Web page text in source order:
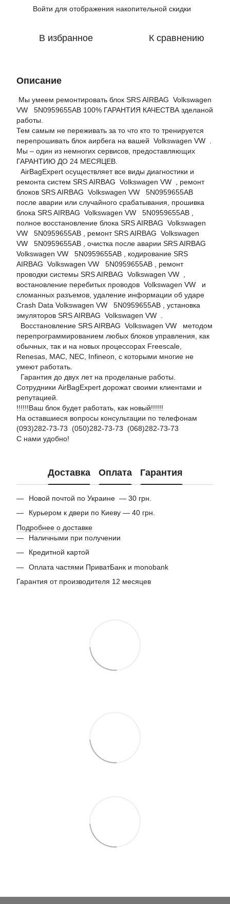
Войти для отображения накопительной скидки
В избранное К сравнению
Описание
Мы умеем ремонтировать блок SRS AIRBAG Volkswagen
VW 5N0959655AB 100% ГАРАНТИЯ КАЧЕСТВА зделаной
работы.
Тем самым не переживать за то что кто то тренируется
перепрошивать блок аирбега на вашей Volkswagen VW .
Мы – один из немногих сервисов, предоставляющих
ГАРАНТИЮ ДО 24 МЕСЯЦЕВ.
AirBagExpert осуществляет все виды диагностики и
ремонта систем SRS AIRBAG Volkswagen VW , ремонт
блоков SRS AIRBAG Volkswagen VW 5N0959655AB
после аварии или случайного срабатывания, прошивка
блока SRS AIRBAG Volkswagen VW 5N0959655AB ,
полное восстановление блока SRS AIRBAG Volkswagen
VW 5N0959655AB , ремонт SRS AIRBAG Volkswagen
VW 5N0959655AB , очистка после аварии SRS AIRBAG
Volkswagen VW 5N0959655AB , кодирование SRS
AIRBAG Volkswagen VW 5N0959655AB , ремонт
проводки системы SRS AIRBAG Volkswagen VW ,
востановление перебитых проводов Volkswagen VW и
сломанных разъемов, удаление информации об ударе
Crash Data Volkswagen VW 5N0959655AB , установка
эмуляторов SRS AIRBAG Volkswagen VW .
Восстановление SRS AIRBAG Volkswagen VW методом
перепрограммированием любых блоков управления, как
обычных, так и на новых процессорах Freescale,
Renesas, MAC, NEC, Infineon, с которыми многие не
умеют работать.
Гарантия до двух лет на проделаные работы.
Сотрудники AirBagExpert дорожат своими клиентами и
репутацией.
!!!!!!Ваш блок будет работать, как новый!!!!!!
На оставшиеся вопросы консультации по телефонам
(093)282-73-73 (050)282-73-73 (068)282-73-73
С нами удобно!
Доставка Оплата Гарантия
Новой почтой по Украине — 30 грн.
Курьером к двери по Киеву — 40 грн.
Подробнее о доставке
Наличными при получении
Кредитной картой
Оплата частями ПриватБанк и monobank
Гарантия от производителя 12 месяцев